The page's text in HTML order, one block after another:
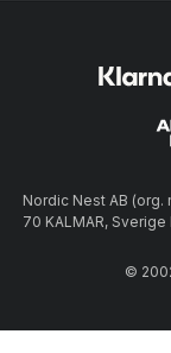
Nordic Nest AB
70 KALMAR,
©